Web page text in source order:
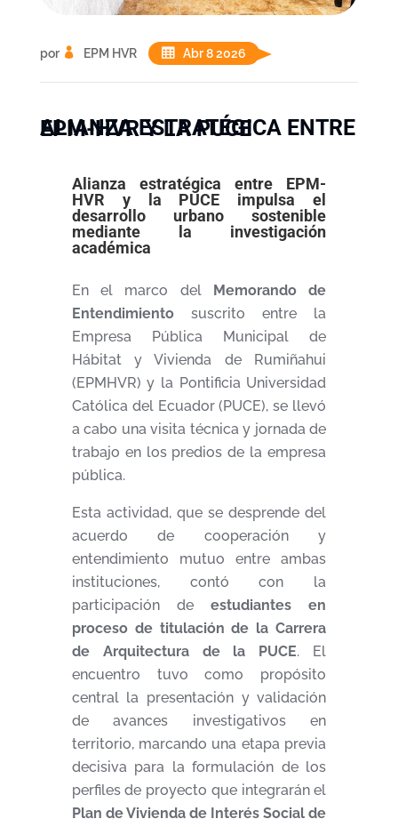
ALIANZA ESTRATÉGICA ENTRE EPM-HVR Y LA PUCE
por EPM HVR Abr 8 2026
Alianza estratégica entre EPM-
HVR y la PUCE impulsa el
desarrollo urbano sostenible
mediante la investigación
académica
En el marco del
Memorando de
Entendimientosuscrito entre la
Empresa Pública Municipal de
Hábitat y Vivienda de Rumiñahui
(EPMHVR) y la Pontificia Universidad
Católica del Ecuador (PUCE), se llevó
a cabo una visita técnica y jornada de
trabajo en los predios de la empresa
pública.
Esta actividad, que se desprende del
acuerdo de cooperación y
entendimiento mutuo entre ambas
instituciones, contó con la
participación deestudiantes en
proceso de titulación de la Carrera
de Arquitectura de la PUCE. El
encuentro tuvo como propósito
central la presentación y validación
de avances investigativos en
territorio, marcando una etapa previa
decisiva para la formulación de los
perfiles de proyecto que integrarán el
Plan de Vivienda de Interés Social de